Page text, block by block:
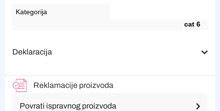
Kategorija
cat 6
Deklaracija
Reklamacije proizvoda
Povrati ispravnog proizvoda